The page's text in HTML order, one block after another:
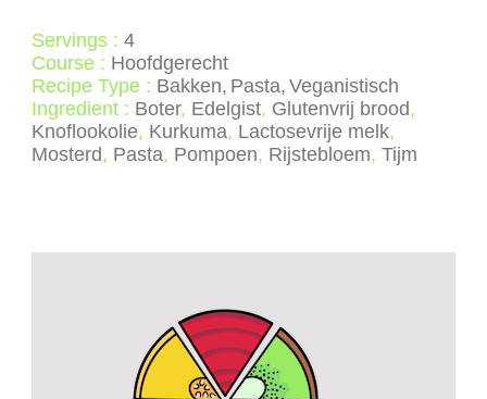
Servings :4
Course : Hoofdgerecht
Recipe Type : Bakken Pasta Veganistisch
Ingredient : Boter, Edelgist, Glutenvrij brood,
Knoflookolie, Kurkuma, Lactosevrije melk,
Mosterd, Pasta, Pompoen, Rijstebloem,Tijm